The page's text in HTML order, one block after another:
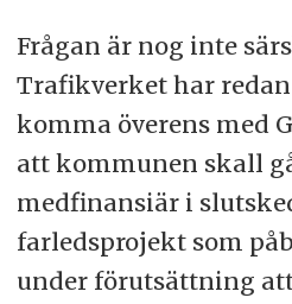
Frågan är nog inte
Trafikverket har
komma överens med
att kommunen skall
medfinansiär i
farledsprojekt som
under förutsättning